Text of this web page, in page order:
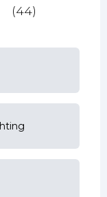
(44)